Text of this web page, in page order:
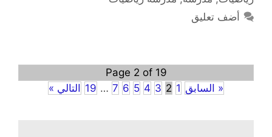
أضف تعليق
Page 2 of 19
« السابق 1
2
3
4
5
6
7
…
19 التالي »